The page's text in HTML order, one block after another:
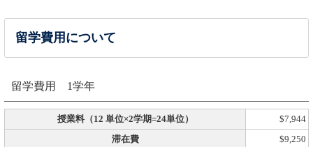
留学費用について
留学費用 1学年
授業料（12 単位×2学期=24単位） $7,944
滞在費 $9,250